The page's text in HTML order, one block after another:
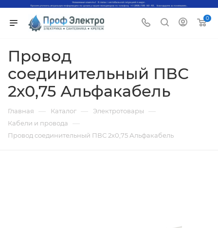
0
Провод
соединительный ПВС
2х0,75 Альфакабель
Главная — Каталог — Электротовары —
Кабели и провода —
Провод соединительный ПВС 2х0,75 Альфакабель